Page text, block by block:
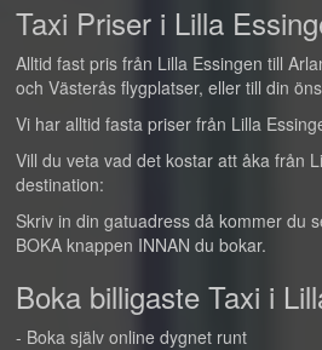
Taxi Priser i Lilla
Alltid fast pris från Lilla Essingen till
och Västerås flygplatser, eller till din
Vi har alltid fasta priser från Lilla
Vill du veta vad det kostar att åka från
destination:
Skriv in din gatuadress då kommer du
BOKA knappen INNAN du bokar.
Boka billigaste Taxi i
- Boka själv online dygnet runt